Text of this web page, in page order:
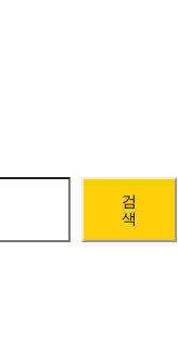
검
색